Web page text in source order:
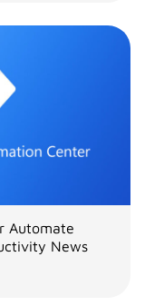
Automate
News